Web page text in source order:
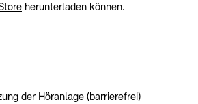
herunterladen können.
der Höranlage (barrierefrei)